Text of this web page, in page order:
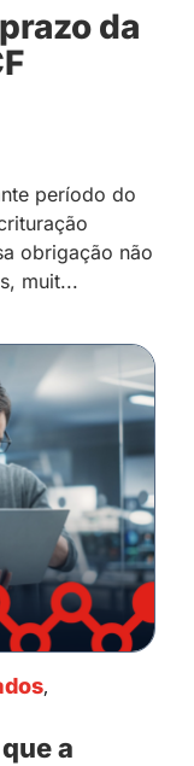
da
período do
obrigação não
muit...
,
a